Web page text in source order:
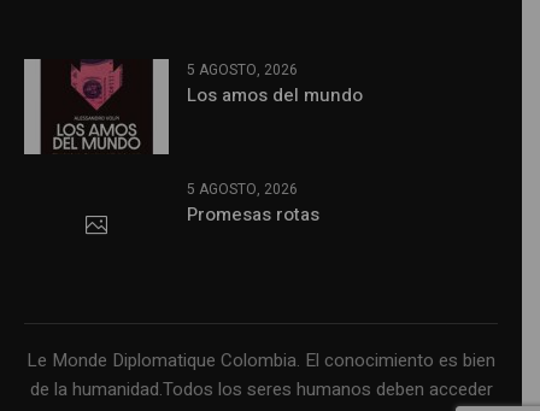
5 AGOSTO, 2026
Los amos del mundo
5 AGOSTO, 2026
Promesas rotas
Le Monde Diplomatique Colombia. El conocimiento es bien
de la humanidad.Todos los seres humanos deben acceder